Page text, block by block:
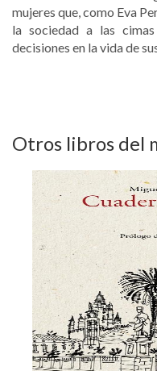
mujeres que, como Eva
la sociedad a las
decisiones en la vida de
Otros libros del